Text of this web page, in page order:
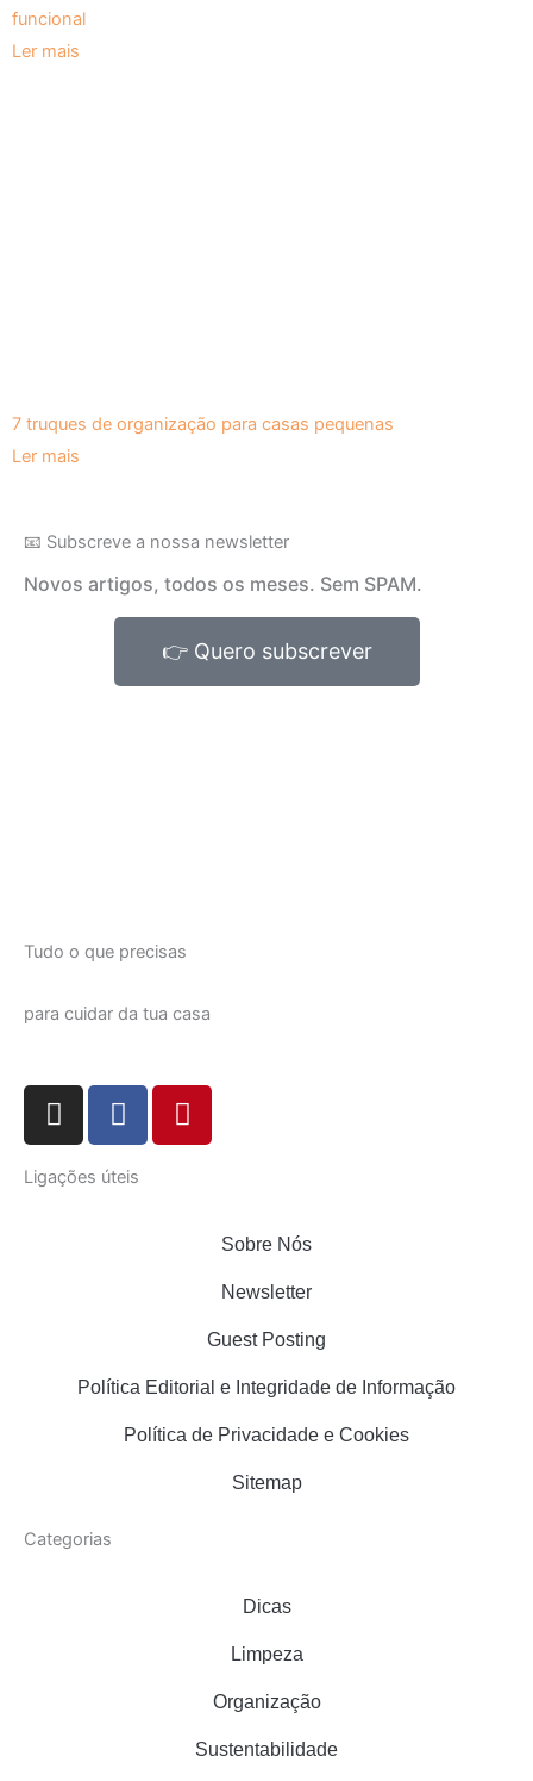
funcional
Ler mais
7 truques de organização para casas pequenas
Ler mais
📧 Subscreve a nossa newsletter
Novos artigos, todos os meses. Sem SPAM.
👉 Quero subscrever
Tudo o que precisas
para cuidar da tua casa
I
n
t
F
a
e
P
i
Ligações úteis
Sobre Nós
Newsletter
Guest Posting
Política Editorial e Integridade de Informação
Política de Privacidade e Cookies
Sitemap
Categorias
Dicas
Limpeza
Organização
Sustentabilidade